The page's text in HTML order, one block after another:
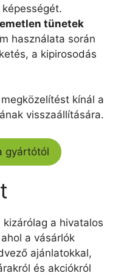
tünetek
használata során
a kipirosodás
kínál a
visszaállítására.
gyártótól
a hivatalos
a vásárlók
ajánlatokkal,
és akciókról